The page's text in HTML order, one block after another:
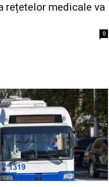
rețetelor medicale va
0